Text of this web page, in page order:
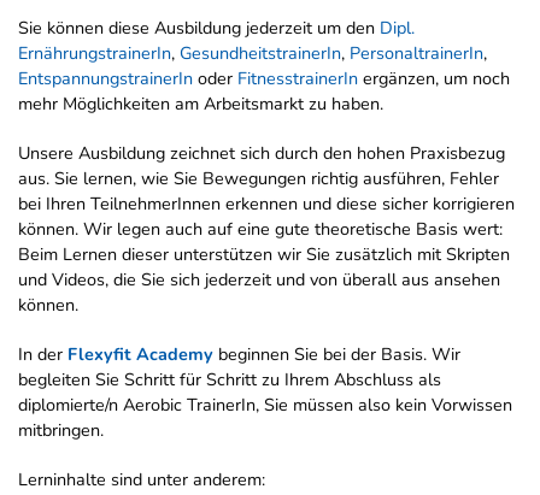
Sie können diese Ausbildung jederzeit um den Dipl.
ErnährungstrainerIn, GesundheitstrainerIn, PersonaltrainerIn,
EntspannungstrainerIn oder FitnesstrainerIn ergänzen, um noch
mehr Möglichkeiten am Arbeitsmarkt zu haben.
Unsere Ausbildung zeichnet sich durch den hohen Praxisbezug
aus. Sie lernen, wie Sie Bewegungen richtig ausführen, Fehler
bei Ihren TeilnehmerInnen erkennen und diese sicher korrigieren
können. Wir legen auch auf eine gute theoretische Basis wert:
Beim Lernen dieser unterstützen wir Sie zusätzlich mit Skripten
und Videos, die Sie sich jederzeit und von überall aus ansehen
können.
In der Flexyfit Academy beginnen Sie bei der Basis. Wir
begleiten Sie Schritt für Schritt zu Ihrem Abschluss als
diplomierte/n Aerobic TrainerIn, Sie müssen also kein Vorwissen
mitbringen.
Lerninhalte sind unter anderem: